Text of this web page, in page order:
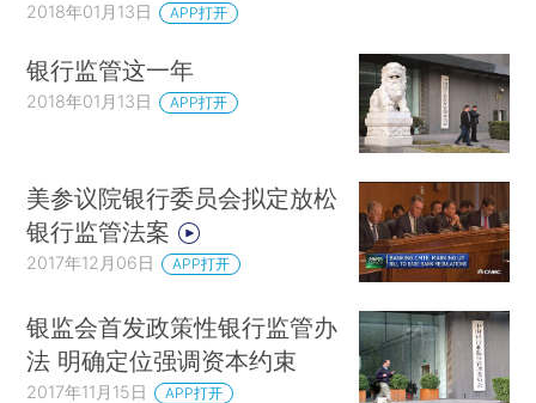
2018年01月13日 APP打开
银行监管这一年
2018年01月13日 APP打开
美参议院银行委员会拟定放松
银行监管法案
2017年12月06日 APP打开
银监会首发政策性银行监管办
法 明确定位强调资本约束
2017年11月15日 APP打开